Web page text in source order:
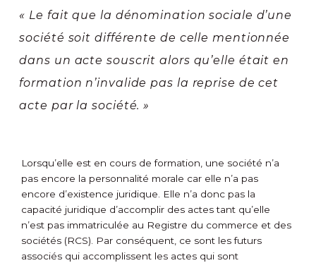
« Le fait que la dénomination sociale d’une
société soit différente de celle mentionnée
dans un acte souscrit alors qu’elle était en
formation n’invalide pas la reprise de cet
acte par la société. »
Lorsqu’elle est en cours de formation, une société n’a
pas encore la personnalité morale car elle n’a pas
encore d’existence juridique. Elle n’a donc pas la
capacité juridique d’accomplir des actes tant qu’elle
n’est pas immatriculée au Registre du commerce et des
sociétés (RCS). Par conséquent, ce sont les futurs
associés qui accomplissent les actes qui sont